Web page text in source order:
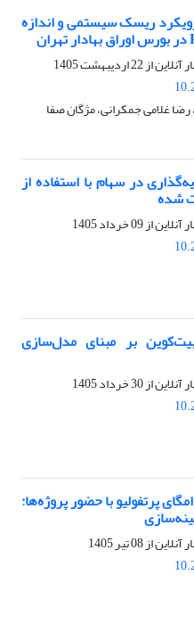
ریسک سیستمی و اندازه
آنلاین از22 اردیبهشت 1405
غلامی جمکرانی، مژگان صفا
در سهام با استفاده از
شده
آنلاین از09 خرداد 1405
بر مبنای مدل‌سازی
آنلاین از30 خرداد 1405
پرتفولیو با حضور پروژه‌ها:
آنلاین از08 تیر 1405